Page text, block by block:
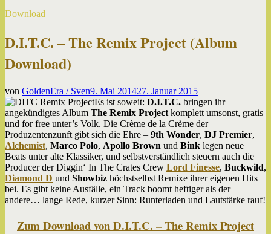
Download
D.I.T.C. – The Remix Project (Album
Download)
von GoldenEra / Sven9. Mai 201427. Januar 2015
Es ist soweit: D.I.T.C. bringen ihr
angekündigtes Album The Remix Project komplett umsonst, gratis
und for free unter’s Volk. Die Crème de la Crème der
Produzentenzunft gibt sich die Ehre – 9th Wonder, DJ Premier,
Alchemist, Marco Polo, Apollo Brown und Bink legen neue
Beats unter alte Klassiker, und selbstverständlich steuern auch die
Producer der Diggin‘ In The Crates Crew Lord Finesse, Buckwild,
Diamond D und Showbiz höchstselbst Remixe ihrer eigenen Hits
bei. Es gibt keine Ausfälle, ein Track boomt heftiger als der
andere… lange Rede, kurzer Sinn: Runterladen und Lautstärke rauf!
Zum Download von D.I.T.C. – The Remix Project